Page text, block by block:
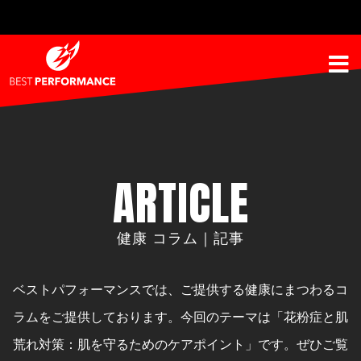
ARTICLE
健康 コラム｜記事
ベストパフォーマンスでは、ご提供する健康にまつわるコ
ラムをご提供しております。 今回のテーマは「花粉症と肌
荒れ対策：肌を守るためのケアポイント」です。ぜひご覧